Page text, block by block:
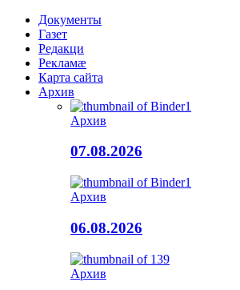
Документы
Газет
Редакци
Рекламæ
Карта сайта
Архив
Архив
07.08.2026
Архив
06.08.2026
Архив